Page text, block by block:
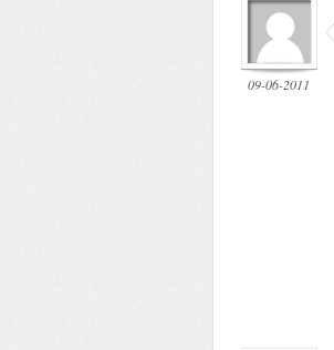
09-06-2011